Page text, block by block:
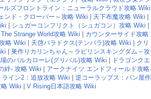
ルズフロントライン：ニューラルクラウド攻略 Wiki
ンド・クローバー～攻略 Wiki 天下布魔攻略 Wiki
シュガーコンフリクト（シュガコン）攻略 Wiki
Strange World攻略 Wiki
カウンターサイド攻略
略 Wiki 天啓パラドクス(テンパラ)攻略 Wiki
クリ
巣作りカリンちゃん～ラビリンスキングダム～攻
のバルカローレ(グリバル)攻略 Wiki
ドラゴンクエ
絆- 攻略 Wiki
アークナイツ エンドフィールド攻略
ライン2：追放攻略 Wiki
逆コーラップス：パン屋作
Wiki
V Rising日本語攻略 Wiki